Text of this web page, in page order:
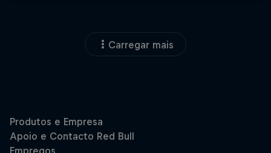
Carregar mais